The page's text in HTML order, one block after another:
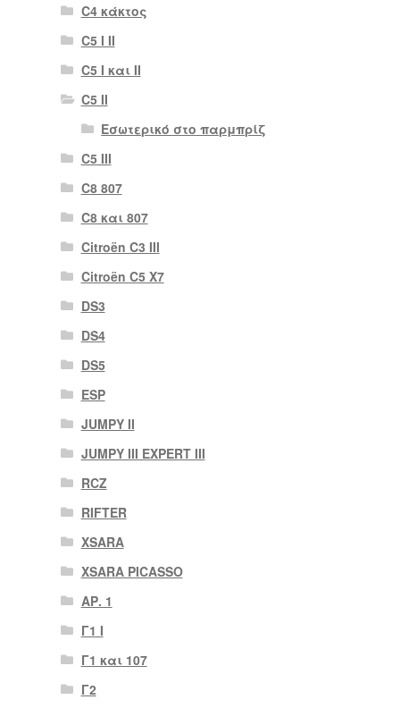
C4 κάκτος
C5 I II
C5 I και II
C5 II
Εσωτερικό στο παρμπρίζ
C5 III
C8 807
C8 και 807
Citroën C3 III
Citroën C5 X7
DS3
DS4
DS5
ESP
JUMPY II
JUMPY III EXPERT III
RCZ
RIFTER
XSARA
XSARA PICASSO
ΑΡ. 1
Γ1 Ι
Γ1 και 107
Γ2